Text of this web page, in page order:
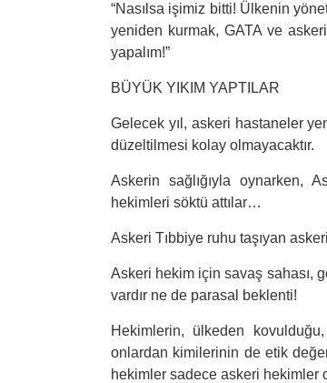
“Nasılsa işimiz bitti! Ülkenin
yeniden kurmak, GATA ve
yapalım!”
BÜYÜK YIKIM YAPTILAR
Gelecek yıl, askeri hastaneler
düzeltilmesi kolay olmayacaktır.
Askerin sağlığıyla oynarken,
hekimleri söktü attılar…
Askeri Tıbbiye ruhu taşıyan
Askeri hekim için savaş sahası,
vardır ne de parasal beklenti!
Hekimlerin, ülkeden
onlardan kimilerinin de etik
hekimler sadece askeri hekimler